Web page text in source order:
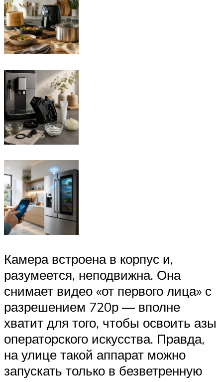
Камера встроена в корпус и,
разумеется, неподвижна. Она
снимает видео «от первого лица» с
разрешением 720р — вполне
хватит для того, чтобы освоить азы
операторского искусства. Правда,
на улице такой аппарат можно
запускать только в безветренную